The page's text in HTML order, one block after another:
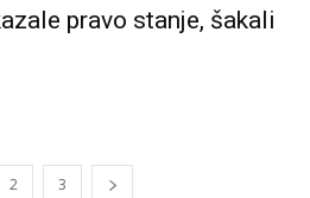
pravo stanje, šakali
2 3